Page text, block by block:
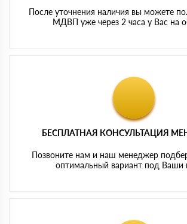
После уточнения наличия вы можете
МДВП уже через 2 часа у Вас на
БЕСПЛАТНАЯ КОНСУЛЬТАЦИЯ
Позвоните нам и наш менеджер
оптимальный вариант под